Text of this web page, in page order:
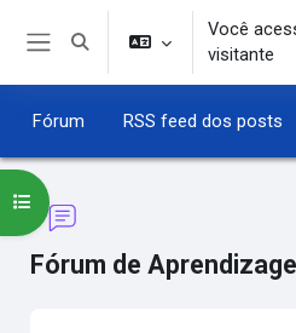
Ir para o conteúdo principal
Alternar entrada de pesquisa
Você
visitante
Fórum RSS feed dos posts
Fórum de
Abrir índice do curso